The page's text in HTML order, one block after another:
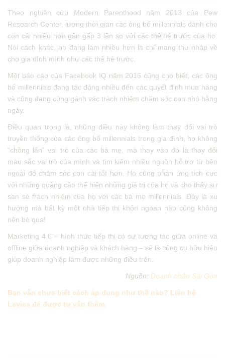
Theo nghiên cứu Modern Parenthood năm 2013 của Pew
Research Center, lượng thời gian các ông bố millennials dành cho
con cái nhiều hơn gần gấp 3 lần so với các thế hệ trước của họ.
Nói cách khác, họ đang làm nhiều hơn là chỉ mang thu nhập về
cho gia đình mình như các thế hệ trước.
Một báo cáo của Facebook IQ năm 2016 cũng cho biết, các ông
bố millennials đang tác động nhiều đến các quyết định mua hàng
và cũng đang cùng gánh vác trách nhiệm chăm sóc con nhỏ hằng
ngày.
Điều quan trọng là, những điều này không làm thay đổi vai trò
truyền thống của các ông bố millennials trong gia đình, họ không
“chồng lấn” vai trò của các bà mẹ, mà thay vào đó là thay đổi
màu sắc vai trò của mình và tìm kiếm nhiều nguồn hỗ trợ từ bên
ngoài để chăm sóc con cái tốt hơn. Họ cũng phản ứng tích cực
với những quảng cáo thể hiện những giá trị của họ và cho thấy sự
san sẻ trách nhiệm của họ với các bà mẹ millennials. Đây là xu
hướng mà bất kỳ một nhà tiếp thị khôn ngoan nào cũng không
nên bỏ qua!
Marketing 4.0 – hình thức tiếp thị có sự tương tác giữa online và
offline giữa doanh nghiệp và khách hàng – sẽ là công cụ hữu hiệu
giúp doanh nghiệp làm được những điều trên.
Nguồn: Doanh nhân Sài Gòn
Bạn vẫn chưa biết cách áp dụng như thế nào? Liên hệ
Levica để được tư vấn thêm.